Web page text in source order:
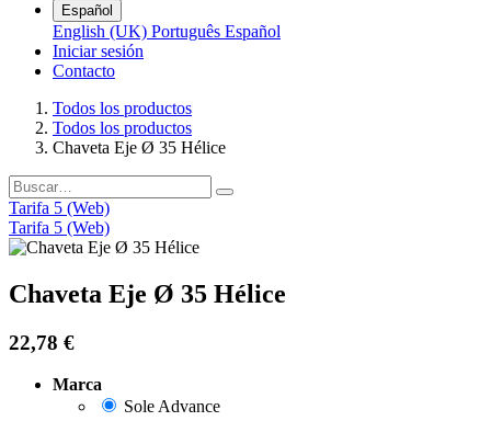
Español
English (UK) Português Español
Iniciar sesión
​Contacto
Todos los productos
Todos los productos
Chaveta Eje Ø 35 Hélice
Tarifa 5 (Web)
Tarifa 5 (Web)
Chaveta Eje Ø 35 Hélice
22,78 €
Marca
Sole Advance